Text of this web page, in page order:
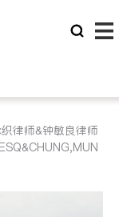
律师&钟敏良律师